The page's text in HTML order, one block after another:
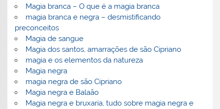
Magia branca – O que é a magia branca
magia branca e negra – desmistificando
preconceitos
Magia de sangue
Magia dos santos, amarrações de são Cipriano
magia e os elementos da natureza
Magia negra
magia negra de são Cipriano
Magia negra e Balaão
Magia negra e bruxaria, tudo sobre magia negra e